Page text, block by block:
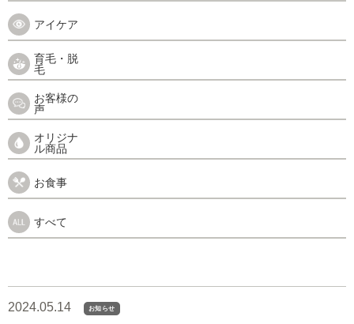
アイケア
育毛・脱
毛
お客様の
声
オリジナ
ル商品
お食事
すべて
2024.05.14 お知らせ